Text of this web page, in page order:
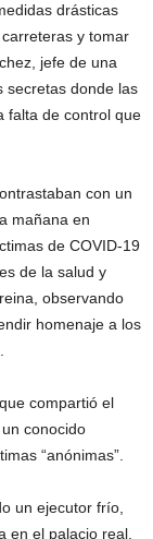
drásticas
y tomar
jefe de una
secretas donde las
falta de control que
con un
mañana en
de COVID-19
de la salud y
observando
homenaje a los
compartió el
conocido
“anónimas”.
un ejecutor frío,
en el palacio real.